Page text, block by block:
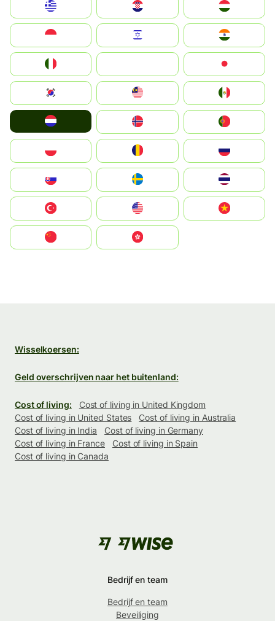
Magyarország
South Korea
United States
中國香港特別行政區
Wisselkoersen:
Geld overschrijven naar het buitenland:
Cost of living:
Cost of living in United Kingdom
Cost of living in United States
Cost of living in Australia
Cost of living in India
Cost of living in Germany
Cost of living in France
Cost of living in Spain
Cost of living in Canada
Bedrijf en team
Bedrijf en team
Beveiliging